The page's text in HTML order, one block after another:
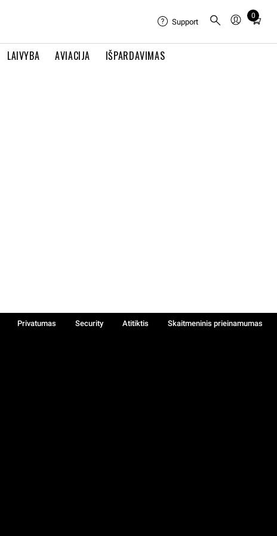
LAIVYBA AVIACIJA IŠPARDAVIMAS
Support
0
Total
in
Privatumas Security Atitiktis
Skaitmeninis prieinamumas